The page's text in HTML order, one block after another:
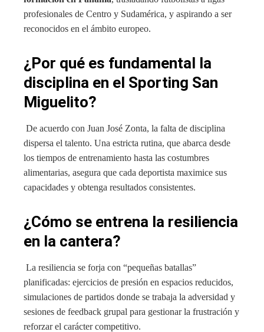
profesionales de Centro y Sudamérica, y aspirando a ser
reconocidos en el ámbito europeo.
¿Por qué es fundamental la
disciplina en el Sporting San
Miguelito?
De acuerdo con Juan José Zonta, la falta de disciplina
dispersa el talento. Una estricta rutina, que abarca desde
los tiempos de entrenamiento hasta las costumbres
alimentarias, asegura que cada deportista maximice sus
capacidades y obtenga resultados consistentes.
¿Cómo se entrena la resiliencia
en la cantera?
La resiliencia se forja con “pequeñas batallas”
planificadas: ejercicios de presión en espacios reducidos,
simulaciones de partidos donde se trabaja la adversidad y
sesiones de feedback grupal para gestionar la frustración y
reforzar el carácter competitivo.